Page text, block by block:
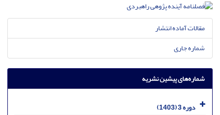
مقالات آماده انتشار
شماره جاری
شماره‌های پیشین نشریه
دوره 3 (1403)